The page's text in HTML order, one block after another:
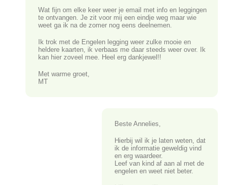
Wat fijn om elke keer weer je email met info en leggingen
te ontvangen. Je zit voor mij een eindje weg maar wie
weet ga ik na de zomer nog eens deelnemen.
Ik trok met de Engelen legging weer zulke mooie en
heldere kaarten, ik verbaas me daar steeds weer over. Ik
kan hier zoveel mee. Heel erg dankjewel!!
Met warme groet,
MT
Beste Annelies,
Hierbij wil ik je laten weten, dat
ik de informatie geweldig vind
en erg waardeer.
Leef van kind af aan al met de
engelen en weet niet beter.